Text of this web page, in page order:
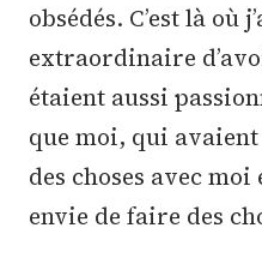
obsédés. C’est là où
extraordinaire
étaient aussi
que moi, qui
des choses avec
envie de faire des